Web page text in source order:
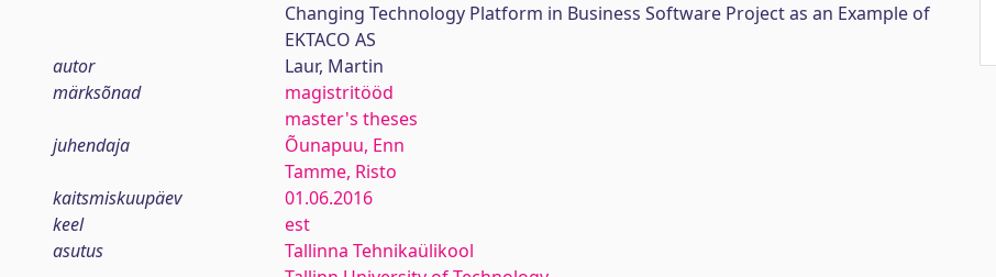
Changing Technology Platform in Business Software Project as an Example of
EKTACO AS
autor
Laur, Martin
märksõnad
magistritööd
master's theses
juhendaja
Õunapuu, Enn
Tamme, Risto
kaitsmiskuupäev
01.06.2016
keel
est
asutus
Tallinna Tehnikaülikool